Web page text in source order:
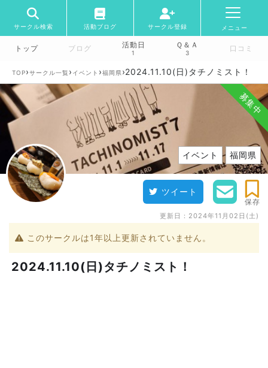
サークル検索 活動ブログ サークル登録 メニュー
トップ ブログ 活動日
1
Ｑ＆Ａ
3 口コミ
TOP›サークル一覧 › イベント ›福岡県›2024.11.10(日)タチノミスト！
募集中
イベント 福岡県
ツイート
保存
更新日： 2024年11月02日(土)
このサークルは1年以上更新されていません。
2024.11.10(日)タチノミスト！